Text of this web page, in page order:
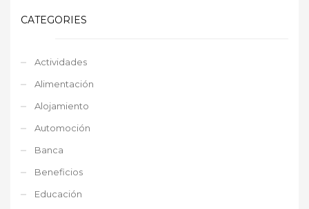
CATEGORIES
Actividades
Alimentación
Alojamiento
Automoción
Banca
Beneficios
Educación